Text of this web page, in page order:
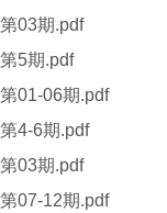
03期.pdf
5期.pdf
01-06期.pdf
4-6期.pdf
03期.pdf
07-12期.pdf